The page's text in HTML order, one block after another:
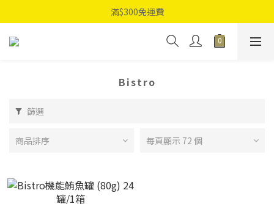
滿$300免運費
Bistro
篩選
商品排序 每頁顯示 72 個